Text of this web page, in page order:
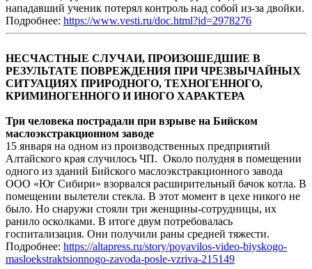
нападавший ученик потерял контроль над собой из-за двойки.
Подробнее: https://www.vesti.ru/doc.html?id=2978276
НЕСЧАСТНЫЕ СЛУЧАИ, ПРОИЗОШЕДШИЕ В
РЕЗУЛЬТАТЕ ПОВРЕЖДЕНИЯ ПРИ ЧРЕЗВЫЧАЙНЫХ
СИТУАЦИЯХ ПРИРОДНОГО, ТЕХНОГЕННОГО,
КРИМИНОГЕННОГО И ИНОГО ХАРАКТЕРА
Три человека пострадали при взрыве на Бийском
маслоэкстракционном заводе
15 января на одном из производственных предприятий
Алтайского края случилось ЧП. Около полудня в помещении
одного из зданий Бийского маслоэкстракционного завода
ООО «Юг Сибири» взорвался расширительный бачок котла. В
помещении вылетели стекла. В этот момент в цехе никого не
было. Но снаружи стояли три женщины-сотрудницы, их
ранило осколками. В итоге двум потребовалась
госпитализация. Они получили раны средней тяжести.
Подробнее: https://altapress.ru/story/poyavilos-video-biyskogo-
masloekstraktsionnogo-zavoda-posle-vzriva-215149